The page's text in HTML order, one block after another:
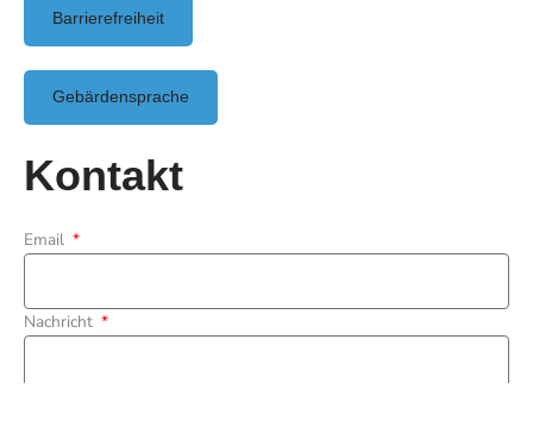
Barrierefreiheit
Gebärdensprache
Kontakt
Email
Nachricht